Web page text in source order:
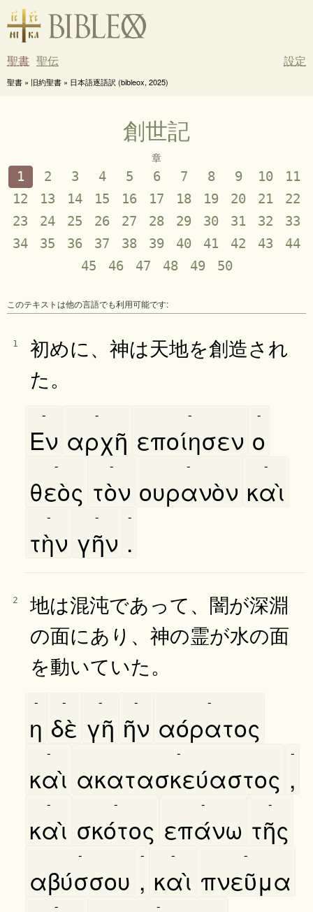
聖書 聖伝 設定
聖書 » 旧約聖書 » 日本語逐語訳 (bibleox, 2025)
創世記
章
1 2 3 4 5 6 7 8 9 10
11
12
13 14 15 16 17 18 19 20 21
22
23
24 25 26 27 28 29 30 31 32
33
34
35 36 37 38 39 40 41 42 43
44
45
46 47 48 49 50
このテキストは他の言語でも利用可能です:
1
初めに、神は天地を創造され
た。
Εν
-
αρχῆ
-
εποίησεν
-
ο
-
θεὸς
-
τὸν
-
ουρανὸν
-
καὶ
-
τὴν
-
γῆν
-
.
-
2
地は混沌であって、闇が深淵
の面にあり、神の霊が水の面
を動いていた。
η
-
δὲ
-
γῆ
-
ῆν
-
αόρατος
-
καὶ
-
ακατασκεύαστος
-
,
-
καὶ
-
σκότος
-
επάνω
-
τῆς
-
αβύσσου
-
,
-
καὶ
-
πνεῦμα
-
- -